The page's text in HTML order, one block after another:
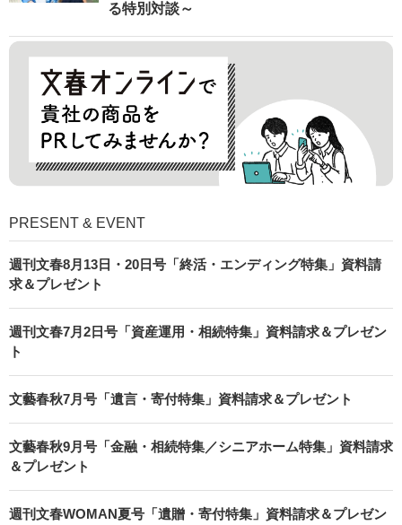
る特別対談～
PRESENT & EVENT
週刊文春8月13日・20日号「終活・エンディング特集」資料請
求＆プレゼント
週刊文春7月2日号「資産運用・相続特集」資料請求＆プレゼン
ト
文藝春秋7月号「遺言・寄付特集」資料請求＆プレゼント
文藝春秋9月号「金融・相続特集／シニアホーム特集」資料請求
＆プレゼント
週刊文春WOMAN夏号「遺贈・寄付特集」資料請求＆プレゼン